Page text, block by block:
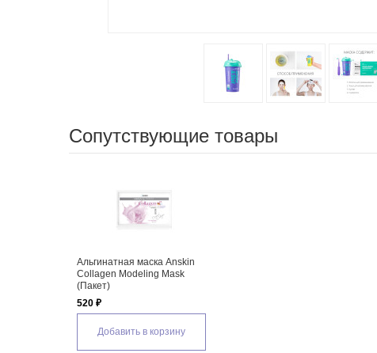
Сопутствующие товары
Альгинатная маска Anskin
Collagen Modeling Mask
(Пакет)
520 ₽
Добавить в корзину